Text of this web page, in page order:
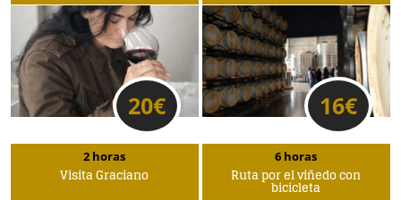
20€ 16€
2 horas
Visita Graciano
6 horas
Ruta por el viñedo con
bicicleta